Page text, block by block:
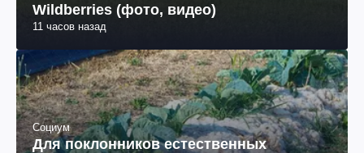
Wildberries (фото, видео)
11 часов назад
Социум
Для поклонников естественных